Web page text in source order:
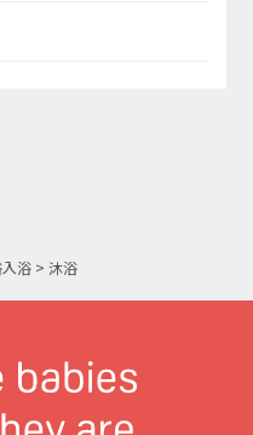
浴 > 沐浴